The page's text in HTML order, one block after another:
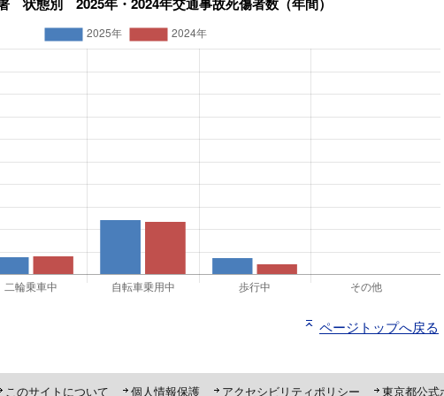
ページトップへ戻る
このサイトについて 個人情報保護 アクセシビリティポリシー 東京都公式